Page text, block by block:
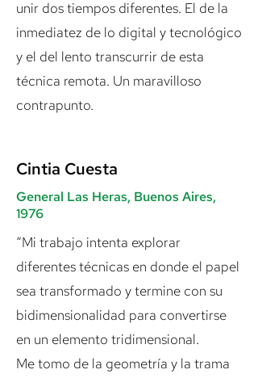
unir dos tiempos diferentes. El de la
inmediatez de lo digital y tecnológico
y el del lento transcurrir de esta
técnica remota. Un maravilloso
contrapunto.
Cintia Cuesta
General Las Heras, Buenos Aires,
1976
“Mi trabajo intenta explorar
diferentes técnicas en donde el papel
sea transformado y termine con su
bidimensionalidad para convertirse
en un elemento tridimensional.
Me tomo de la geometría y la trama